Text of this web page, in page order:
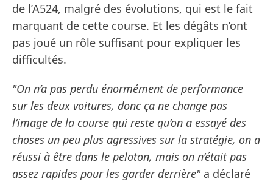
de l’A524, malgré des évolutions, qui est le fait
marquant de cette course. Et les dégâts n’ont
pas joué un rôle suffisant pour expliquer les
difficultés.
"On n’a pas perdu énormément de performance
sur les deux voitures, donc ça ne change pas
l’image de la course qui reste qu’on a essayé des
choses un peu plus agressives sur la stratégie, on a
réussi à être dans le peloton, mais on n’était pas
assez rapides pour les garder derrière"a déclaré